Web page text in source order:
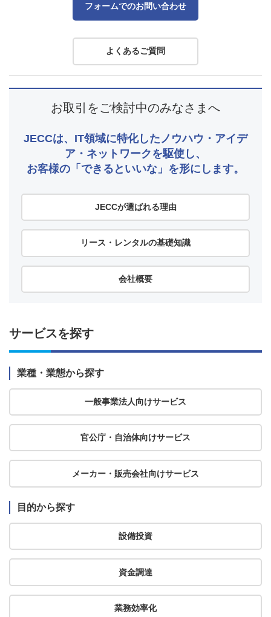
フォームでのお問い合わせ
よくあるご質問
お取引をご検討中のみなさまへ
JECCは、IT領域に特化したノウハウ・アイデ
ア・ネットワークを駆使し、
お客様の「できるといいな」を形にします。
JECCが選ばれる理由
リース・レンタルの基礎知識
会社概要
サービスを探す
業種・業態から探す
一般事業法人向けサービス
官公庁・自治体向けサービス
メーカー・販売会社向けサービス
目的から探す
設備投資
資金調達
業務効率化